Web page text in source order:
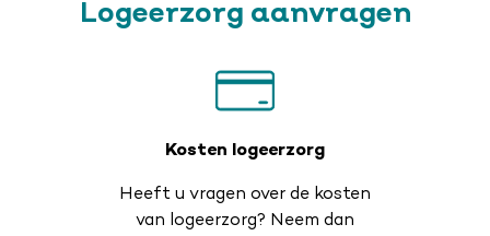
Logeerzorg aanvragen
Kosten logeerzorg
Heeft u vragen over de kosten
van logeerzorg? Neem dan